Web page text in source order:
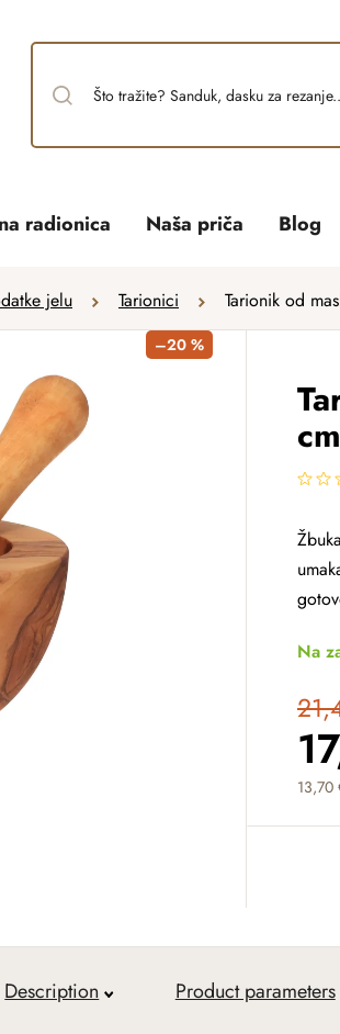
radionica Naša priča Blog
jelu Tarionici Tarionik od
cm
Na
13,70
–20 %
Description Product parameters